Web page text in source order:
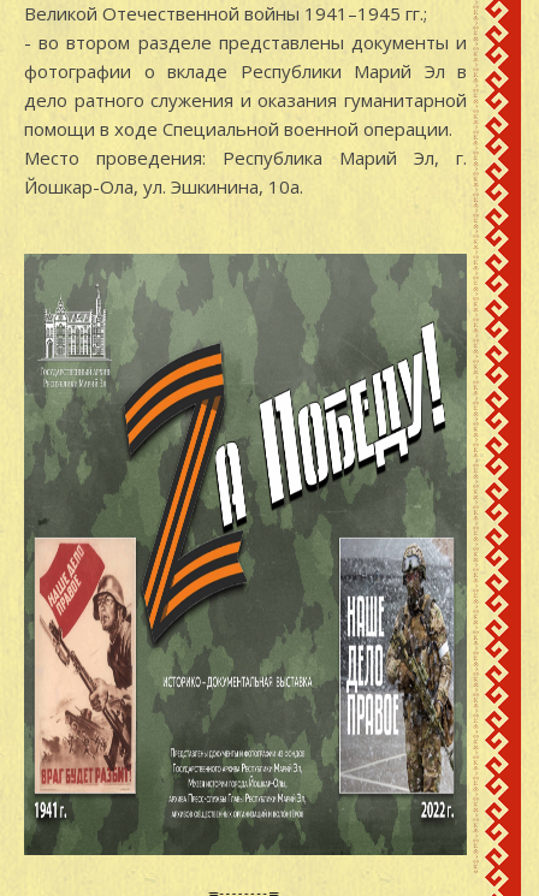
Великой Отечественной войны 1941–1945 гг.;
- во втором разделе представлены документы и
фотографии о вкладе Республики Марий Эл в
дело ратного служения и оказания гуманитарной
помощи в ходе Специальной военной операции.
Место проведения: Республика Марий Эл, г.
Йошкар-Ола, ул. Эшкинина, 10а.